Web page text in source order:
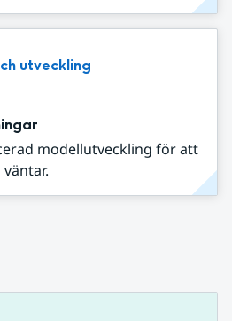
utveckling
modellutveckling för att